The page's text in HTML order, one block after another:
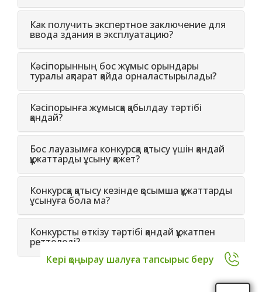
Кері қоңырау шалуға тапсырыс беру
Как получить экспертное заключение для
ввода здания в эксплуатацию?
Кәсіпорынның бос жұмыс орындары
туралы ақпарат қайда орналастырылады?
Кәсіпорынға жұмысқа қабылдау тәртібі
қандай?
Бос лауазымға конкурсқа қатысу үшін қандай
құжаттарды ұсыну қажет?
Конкурсқа қатысу кезінде қосымша құжаттарды
ұсынуға бола ма?
Конкурсты өткізу тәртібі қандай құжатпен
реттеледі?